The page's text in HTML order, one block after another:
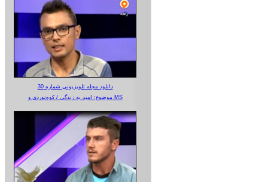
دانلود مجله تلویزیونی شماره 30
موضوع: امید به زندگی / کوه‌نوردی و MS